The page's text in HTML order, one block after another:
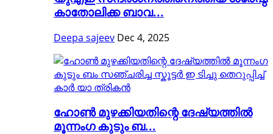
കാതോലിക്ക ബാവ...
Deepa sajeev Dec 4, 2025
ഹോൺ മുഴക്കിയതിന്റെ ദേഷ്യത്തിൽ
മൂന്നംഗ കുടും ബ...